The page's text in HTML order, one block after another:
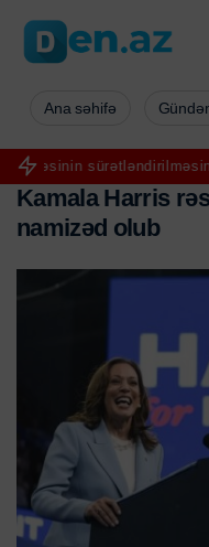
dayandırdı
Ana səhifə
Kamala Harris rəs
namizəd olub